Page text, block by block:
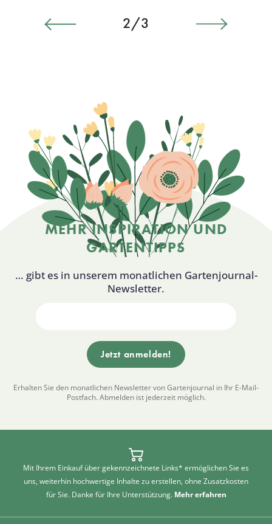
2/3
MEHR INSPIRATION UND
GARTENTIPPS
… gibt es in unserem monatlichen Gartenjournal-
Newsletter.
Erhalten Sie den monatlichen Newsletter von Gartenjournal in Ihr E-Mail-
Postfach. Abmelden ist jederzeit möglich.
Mit Ihrem Einkauf über gekennzeichnete Links* ermöglichen Sie es
uns, weiterhin hochwertige Inhalte zu erstellen, ohne Zusatzkosten
für Sie. Danke für Ihre Unterstützung. Mehr erfahren